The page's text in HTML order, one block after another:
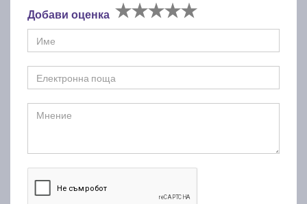
Добави оценка